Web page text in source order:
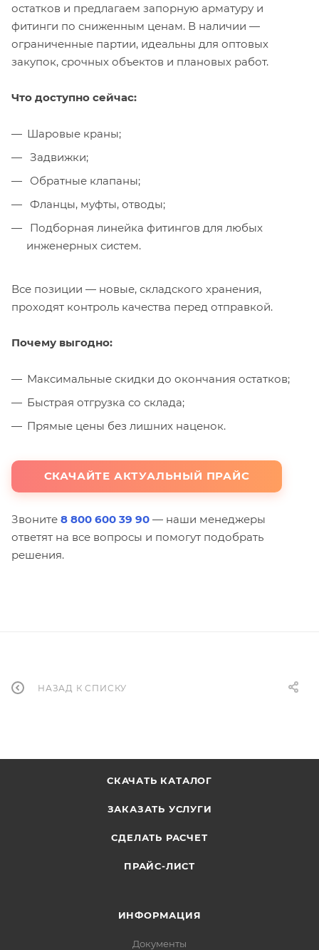
остатков и предлагаем запорную арматуру и
фитинги по сниженным ценам. В наличии —
ограниченные партии, идеальны для оптовых
закупок, срочных объектов и плановых работ.
Что доступно сейчас:
Шаровые краны;
Задвижки;
Обратные клапаны;
Фланцы, муфты, отводы;
Подборная линейка фитингов для любых
инженерных систем.
Все позиции — новые, складского хранения,
проходят контроль качества перед отправкой.
Почему выгодно:
Максимальные скидки до окончания остатков;
Быстрая отгрузка со склада;
Прямые цены без лишних наценок.
СКАЧАЙТЕ АКТУАЛЬНЫЙ ПРАЙС
Звоните 8 800 600 39 90 — наши менеджеры
ответят на все вопросы и помогут подобрать
решения.
НАЗАД К СПИСКУ
СКАЧАТЬ КАТАЛОГ
ЗАКАЗАТЬ УСЛУГИ
СДЕЛАТЬ РАСЧЕТ
ПРАЙС-ЛИСТ
ИНФОРМАЦИЯ
Документы